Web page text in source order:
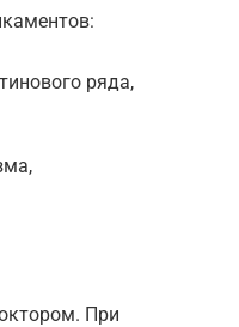
ряда,
При